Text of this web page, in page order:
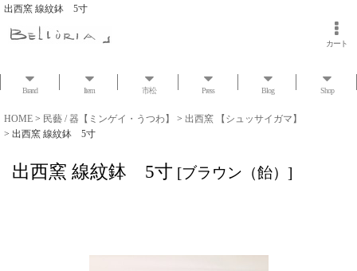
出西窯 線紋鉢 5寸
カート
Brand Item 市松 Press Blog Shop
HOME > 民藝 / 器【ミンゲイ・うつわ】 > 出西窯 【シュッサイガマ】
> 出西窯 線紋鉢 5寸
出西窯 線紋鉢 5寸 [ブラウン（飴） ]